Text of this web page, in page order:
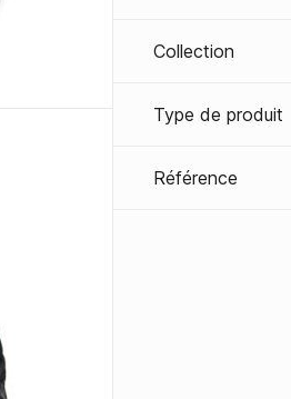
Collection
Type de produit
Référence